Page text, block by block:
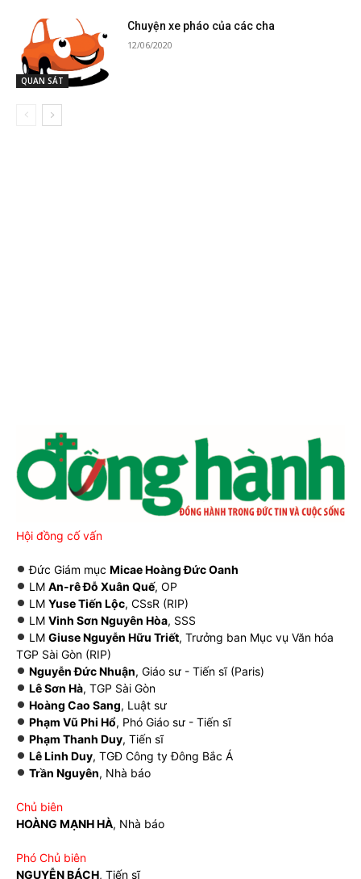
QUAN SÁT
Chuyện xe pháo của các cha
12/06/2020
Hội đồng cố vấn
Đức Giám mục Micae Hoàng Đức Oanh
LM An-rê Đỗ Xuân Quế, OP
LM Yuse Tiến Lộc, CSsR (RIP)
LM Vinh Sơn Nguyên Hòa, SSS
LM Giuse Nguyễn Hữu Triết, Trưởng ban Mục vụ Văn hóa
TGP Sài Gòn (RIP)
Nguyễn Đức Nhuận, Giáo sư - Tiến sĩ (Paris)
Lê Sơn Hà, TGP Sài Gòn
Hoàng Cao Sang, Luật sư
Phạm Vũ Phi Hổ, Phó Giáo sư - Tiến sĩ
Phạm Thanh Duy, Tiến sĩ
Lê Linh Duy, TGĐ Công ty Đông Bắc Á
Trần Nguyên, Nhà báo
Chủ biên
HOÀNG MẠNH HÀ, Nhà báo
Phó Chủ biên
NGUYỄN BÁCH, Tiến sĩ